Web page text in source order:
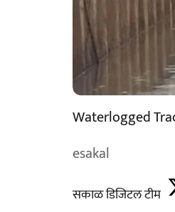
Waterlogged
esakal
सकाळ डिजिटल टीम